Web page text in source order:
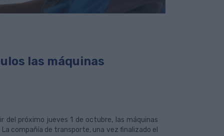
las máquinas
del próximo jueves 1 de octubre, las máquinas
compañía de transporte, una vez finalizado el